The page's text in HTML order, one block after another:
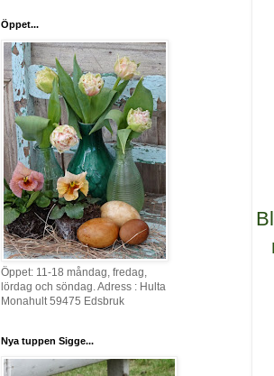
Öppet...
Öppet: 11-18 måndag, fredag,
lördag och söndag. Adress : Hulta
Monahult 59475 Edsbruk
Nya tuppen Sigge...